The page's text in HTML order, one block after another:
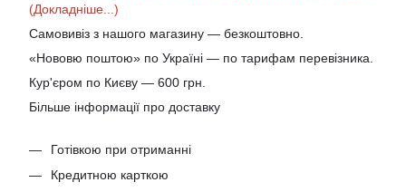
(Докладніше...)
Самовивіз з нашого магазину — безкоштовно.
«Нововю поштою» по Україні — по тарифам перевізника.
Кур'єром по Києву — 600 грн.
Більше інформації про доставку
Готівкою при отриманні
Кредитною карткою